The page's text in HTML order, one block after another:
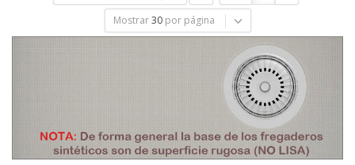
Mostrar 30 por página